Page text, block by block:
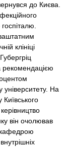
до Києва.
клініці
рекомендацією
університету. На
він очолював
кафедрою